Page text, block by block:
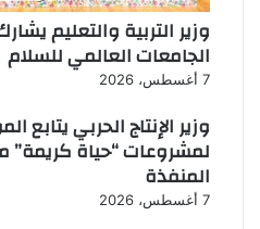
وزير التربية والتعليم
الجامعات العالمي للسلام
7 أغسطس، 2026
وزير الإنتاج الحربي يتابع
لمشروعات “حياة كريمة”
المنفذة
7 أغسطس، 2026